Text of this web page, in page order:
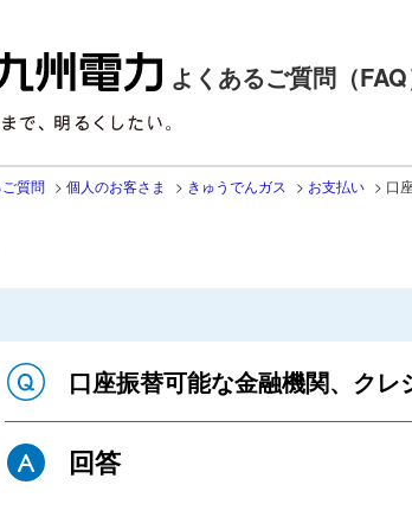
よくあるご質問（FAQ
質問 > 個人のお客さま > きゅうでんガス > お支払い > 口
口座振替可能な金融機関、クレ
回答